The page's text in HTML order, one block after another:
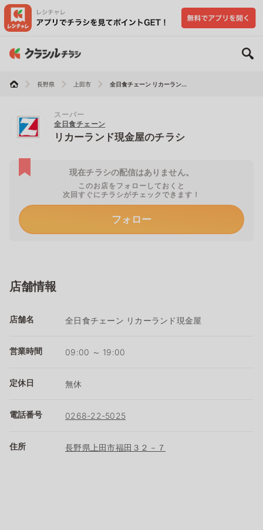
長野県 上田市 全日食チェーン リカーラン...
スーパー
全日食チェーン
リカーランド現金屋のチラシ
現在チラシの配信はありません。
このお店をフォローしておくと
次回すぐにチラシがチェックできます！
フォロー
店舗情報
店舗名 全日食チェーン リカーランド現金屋
営業時間 09:00 ～ 19:00
定休日 無休
電話番号 0268-22-5025
住所 長野県上田市福田３２－７